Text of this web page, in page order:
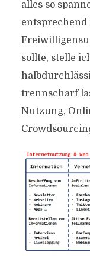
alles so
entsprechend
sollte, stelle
trennscharf
Nutzung,